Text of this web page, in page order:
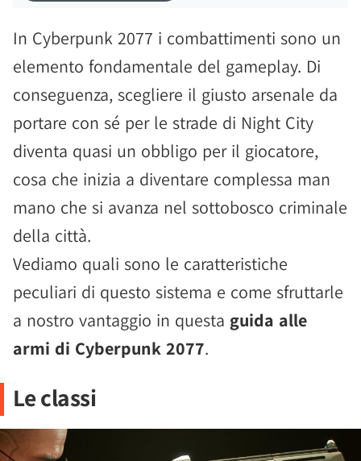
In Cyberpunk 2077 i combattimenti sono un
elemento fondamentale del gameplay. Di
conseguenza, scegliere il giusto arsenale da
portare con sé per le strade di Night City
diventa quasi un obbligo per il giocatore,
cosa che inizia a diventare complessa man
mano che si avanza nel sottobosco criminale
della città.
Vediamo quali sono le caratteristiche
peculiari di questo sistema e come sfruttarle
a nostro vantaggio in questa guida alle
armi di Cyberpunk 2077.
Le classi